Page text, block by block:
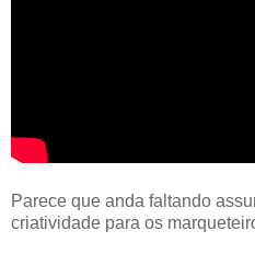
Parece que anda faltando
criatividade para os